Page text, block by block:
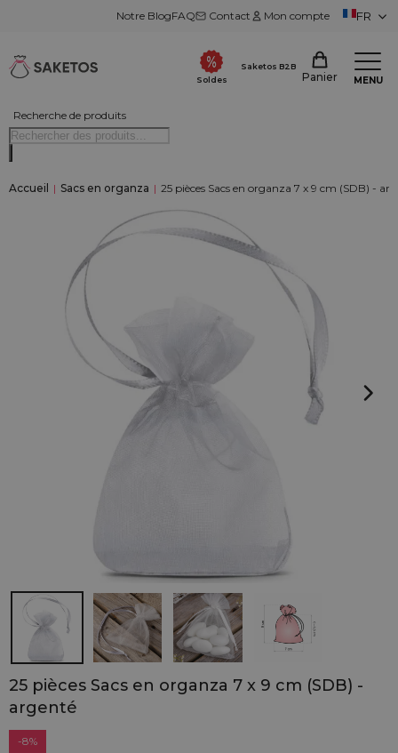
Notre BlogFAQ Contact Mon compte FR
Recherche de produits
Soldes
Saketos B2B
Panier MENU
Accueil | Sacs en organza | 25 pièces Sacs en organza 7 x 9 cm (SDB) -
25 pièces Sacs en organza 7 x 9 cm (SDB) -
argenté
-8%